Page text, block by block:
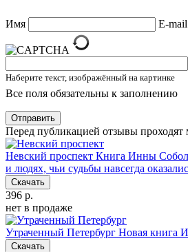
Имя E-mail
Наберите текст, изображённый на картинке
Все поля обязательны к заполнению
Отправить
Перед публикацией отзывы
Невский проспект Книга Инны
и людях, чьи судьбы навсегда
Скачать
396 р.
нет в продаже
Утраченный Петербург Новая книга
Скачать